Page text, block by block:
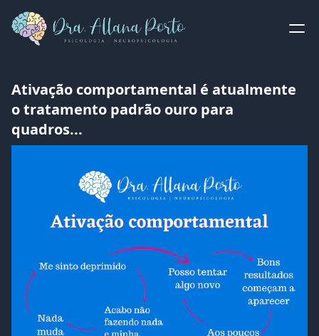
Ativação comportamental é atualmente
o tratamento padrão ouro para
quadros...